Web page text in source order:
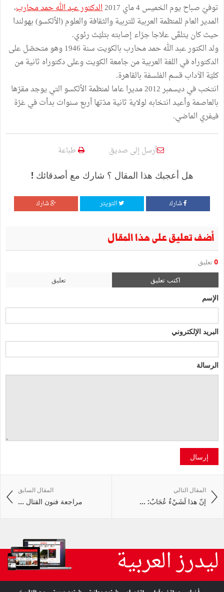
توفيّ صباح يوم الخميس 4 ماي 2017 الدكتور عبد الله حمد محارب،
المدير العام للمنظمة العربية للتربية والثقافة والعلوم (الألكسو) بهولندا
حيث كان يتلقّى علاجا جرّاء إصابته بتليّث رئوي.
ولد الكتور عبد الله حمد محارب بالكويت سنة 1946 وهو متحصّل على
الدكتوراه في اللغة العربية من جامعة الكويت وعلى دكتوراه ثانية من
كليّة الآداب قسم الفلسفة بالقاهرة.
انتخب في ديسمبر 2012 مديرا عاما لمنظمة الألكسو التي يوجد مقرّها
بالعاصمة وأعيد انتخابه لولاية ثانية مدّتها أربع سنوات بدأت في غرّة
فيفري الماضي.
أرسل إلى صديق طباعة
هل أعجبك هذا المقال ؟ شارك مع أصدقائك !
شارك التويتر شارك
أضف تعليق على هذا المقال
0 تعليق
اكتب تعليق تعليق
الإسم
البريد الإلكتروني
الرسالة
إرسال
المقال السابق
مراجعة فنون القتال ...
المقال التالي
إنّ هذا لَشَيْءٌ عُجَابٌ: ...
ليدرز العربية